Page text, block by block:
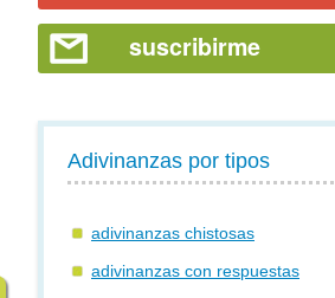
suscribirme
Adivinanzas por tipos
adivinanzas chistosas
adivinanzas con respuestas